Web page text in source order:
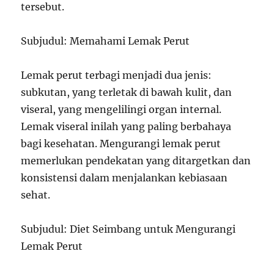
tersebut.
Subjudul: Memahami Lemak Perut
Lemak perut terbagi menjadi dua jenis:
subkutan, yang terletak di bawah kulit, dan
viseral, yang mengelilingi organ internal.
Lemak viseral inilah yang paling berbahaya
bagi kesehatan. Mengurangi lemak perut
memerlukan pendekatan yang ditargetkan dan
konsistensi dalam menjalankan kebiasaan
sehat.
Subjudul: Diet Seimbang untuk Mengurangi
Lemak Perut